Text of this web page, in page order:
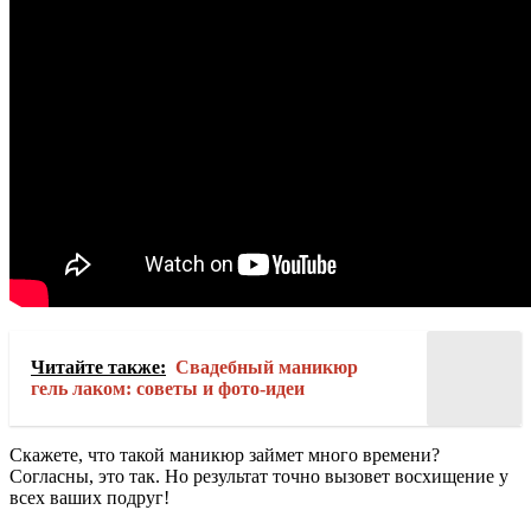
Читайте также: Свадебный маникюр
гель лаком: советы и фото-идеи
Скажете, что такой маникюр займет много времени?
Согласны, это так. Но результат точно вызовет восхищение у
всех ваших подруг!